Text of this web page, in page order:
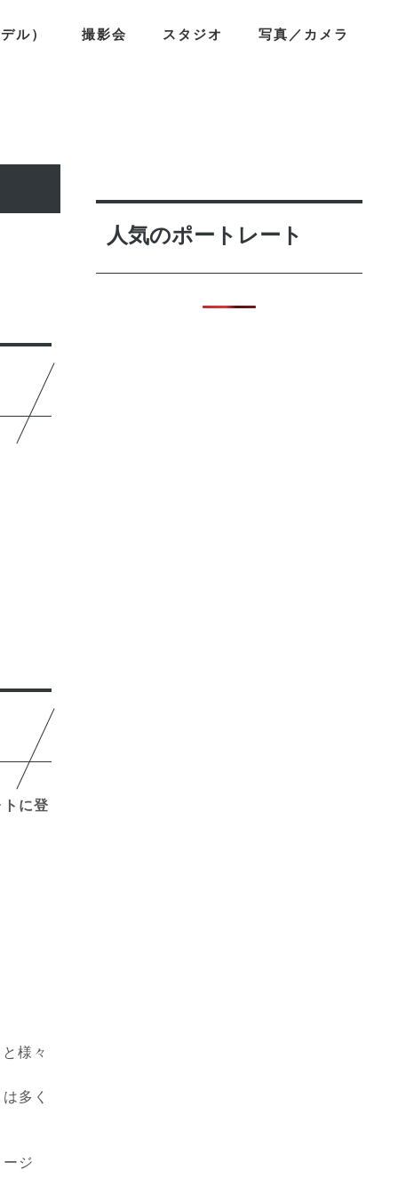
ル） 撮影会 スタジオ 写真／カメラ
に登
様々
多く
ジ
人気のポートレート